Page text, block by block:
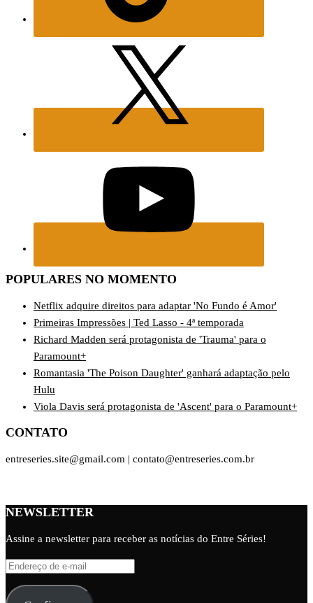
POPULARES NO MOMENTO
Netflix adquire direitos para adaptar 'No Fundo é Amor'
Primeiras Impressões | Ted Lasso - 4ª temporada
Richard Madden será protagonista de 'Trauma' para o
Paramount+
Romantasia 'The Poison Daughter' ganhará adaptação pelo
Hulu
Viola Davis será protagonista de 'Ascent' para o Paramount+
CONTATO
entreseries.site@gmail.com | contato@entreseries.com.br
NEWSLETTER
Assine a newsletter para receber as notícias do Entre Séries!
Endereço
e-